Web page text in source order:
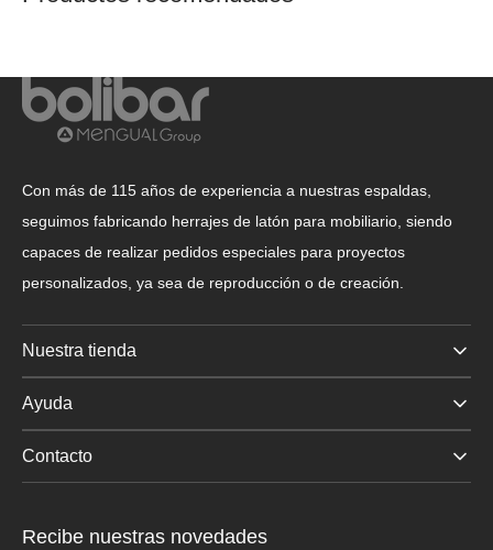
Con más de 115 años de experiencia a nuestras espaldas,
seguimos fabricando herrajes de latón para mobiliario, siendo
capaces de realizar pedidos especiales para proyectos
personalizados, ya sea de reproducción o de creación.
Nuestra tienda
Ayuda
Contacto
Recibe nuestras novedades